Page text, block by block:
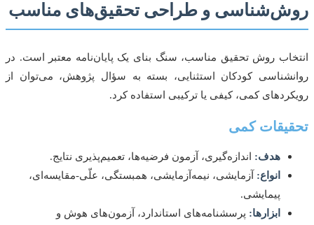
و طراحی تحقیق‌های مناسب
روش تحقیق مناسب، سنگ بنای یک پایان‌نامه معتبر است. در
کودکان استثنایی، بسته به سؤال پژوهش، می‌توان از
کمی، کیفی یا ترکیبی استفاده کرد.
کمی
هدف:اندازه‌گیری، آزمون فرضیه‌ها، تعمیم‌پذیری نتایج.
انواع:
آزمایشی، نیمه‌آزمایشی، همبستگی، علّی-مقایسه‌ای،
پیمایشی.
ابزارها: پرسشنامه‌های استاندارد، آزمون‌های هوش و